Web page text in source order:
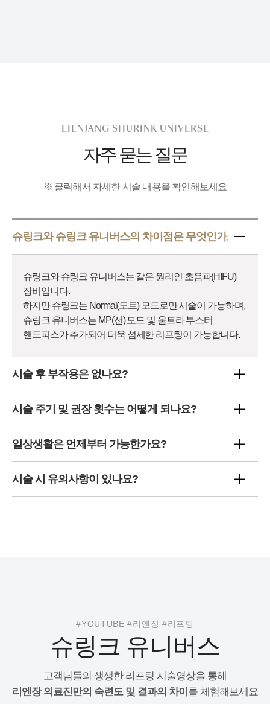
LIENJANG SHURINK UNIVERSE
자주 묻는 질문
※ 클릭해서 자세한 시술 내용을 확인해보세요
슈링크와 슈링크 유니버스의 차이점은 무엇인가요?
슈링크와 슈링크 유니버스는 같은 원리인 초음파(HIFU)
장비입니다.
하지만 슈링크는 Normal(도트) 모드로만 시술이 가능하며,
슈링크 유니버스는 MP(선) 모드 및 울트라 부스터
핸드피스가 추가되어 더욱 섬세한 리프팅이 가능합니다.
시술 후 부작용은 없나요?
시술 주기 및 권장 횟수는 어떻게 되나요?
일상생활은 언제부터 가능한가요?
시술 시 유의사항이 있나요?
#YOUTUBE #리엔장 #리프팅
슈링크 유니버스
고객님들의 생생한 리프팅 시술영상을 통해
리엔장 의료진만의 숙련도 및 결과의 차이 를 체험해보세요